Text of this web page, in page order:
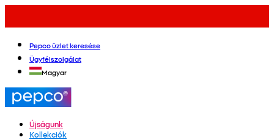
Pepco üzlet keresése
Ügyfélszolgálat
Magyar
Újságunk
Kollekciók